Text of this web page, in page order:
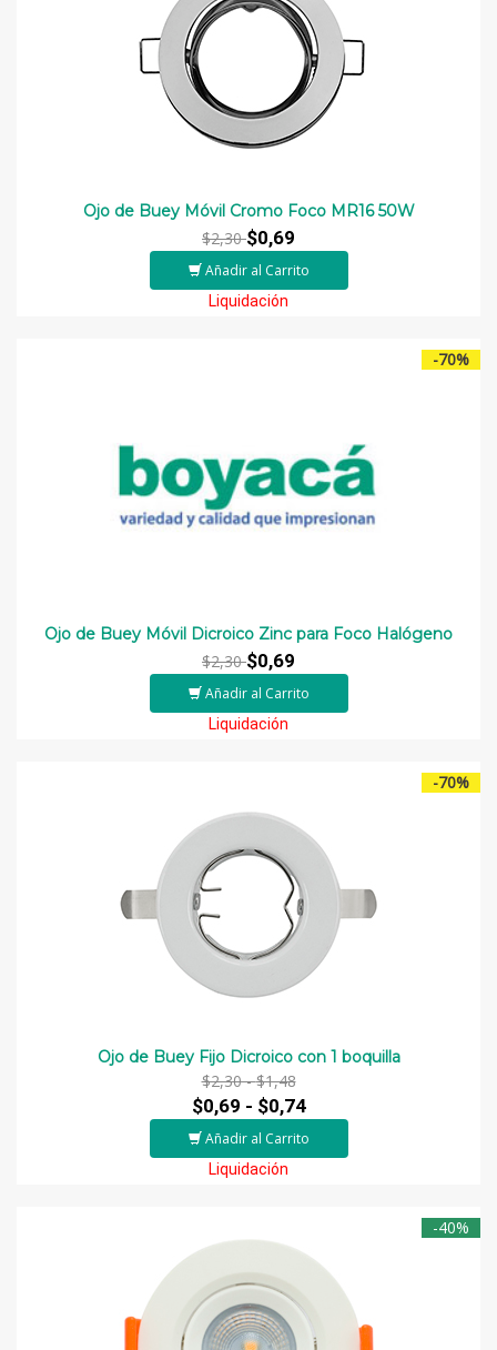
Ojo de Buey Móvil Cromo Foco MR16 50W
$2,30$0,69
Añadir al Carrito
Liquidación
-70%
Ojo de Buey Móvil Dicroico Zinc para Foco Halógeno
$2,30$0,69
Añadir al Carrito
Liquidación
-70%
Ojo de Buey Fijo Dicroico con 1 boquilla
$2,30 -$1,48
$0,69 - $0,74
Añadir al Carrito
Liquidación
-40%